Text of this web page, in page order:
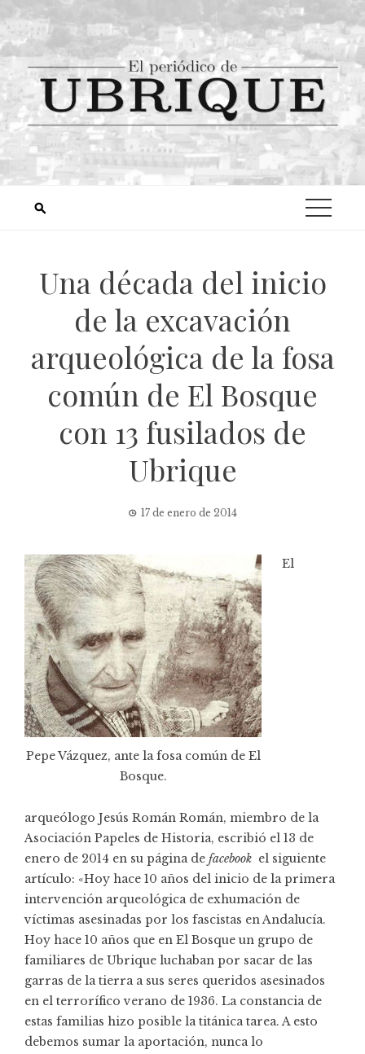
Una década del inicio
de la excavación
arqueológica de la fosa
común de El Bosque
con 13 fusilados de
Ubrique
17 de enero de 2014
Pepe Vázquez, ante la fosa común de El
Bosque.
El
arqueólogo Jesús Román Román, miembro de la
Asociación Papeles de Historia, escribió el 13 de
enero de 2014 en su página de facebook el siguiente
artículo: «Hoy hace 10 años del inicio de la primera
intervención arqueológica de exhumación de
víctimas asesinadas por los fascistas en Andalucía.
Hoy hace 10 años que en El Bosque un grupo de
familiares de Ubrique luchaban por sacar de las
garras de la tierra a sus seres queridos asesinados
en el terrorífico verano de 1936. La constancia de
estas familias hizo posible la titánica tarea. A esto
debemos sumar la aportación, nunca lo